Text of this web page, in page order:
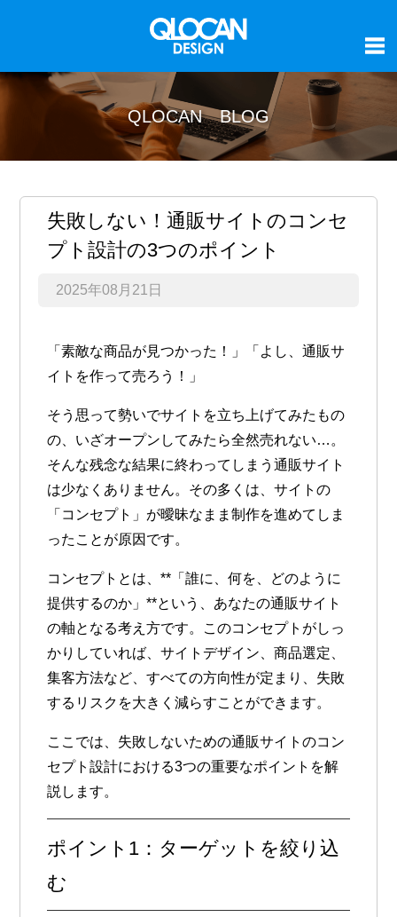
QLOCAN BLOG
失敗しない！通販サイトのコンセ
プト設計の3つのポイント
2025年08月21日
「素敵な商品が見つかった！」「よし、通販サ
イトを作って売ろう！」
そう思って勢いでサイトを立ち上げてみたもの
の、いざオープンしてみたら全然売れない…。
そんな残念な結果に終わってしまう通販サイト
は少なくありません。その多くは、サイトの
「コンセプト」が曖昧なまま制作を進めてしま
ったことが原因です。
コンセプトとは、**「誰に、何を、どのように
提供するのか」**という、あなたの通販サイト
の軸となる考え方です。このコンセプトがしっ
かりしていれば、サイトデザイン、商品選定、
集客方法など、すべての方向性が定まり、失敗
するリスクを大きく減らすことができます。
ここでは、失敗しないための通販サイトのコン
セプト設計における3つの重要なポイントを解
説します。
ポイント1：ターゲットを絞り込
む